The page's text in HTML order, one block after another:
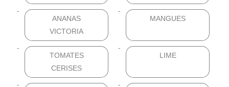
ANANAS
VICTORIA
MANGUES
TOMATES
CERISES
LIME